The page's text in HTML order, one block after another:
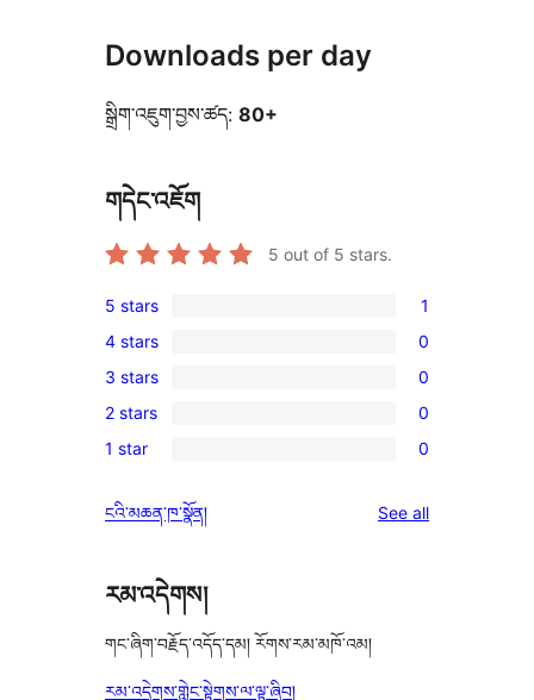
Downloads per day
སྒྲིག་འཇུག་བྱས་ཚད: 80+
གདེང་འཇོག
5 out of 5 stars.
1
5-
star
review
5 stars 1
0
4-
star
reviews
4 stars 0
0
3-
star
3 stars 0
0
2-
reviews
2 stars 0
0
star
1 star 0
ངའི་མཆན་ཁ་སྣོན། See allreviews
རམ་འདེགས།
གང་ཞིག་བརྗོད་འདོད་དམ། རོགས་རམ་མཁོ་འམ།
རམ་འདེགས་གླེང་སྟེགས་ལ་ལྟ་ཞིབ།